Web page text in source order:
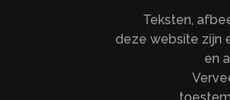
Teksten,
deze website zijn
en